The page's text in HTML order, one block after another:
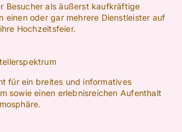
Besucher als äußerst kaufkräftige
einen oder gar mehrere Dienstleister auf
Hochzeitsfeier.
für ein breites und informatives
sowie einen erlebnisreichen Aufenthalt